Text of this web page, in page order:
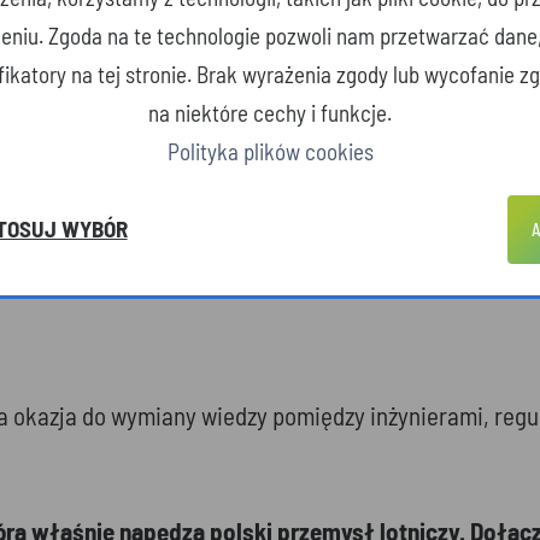
W regionie funkcjonują firmy wytwarzające
masową produkcję dronów rozpoznawczych,
uderzeniowych (np. HAASTA) oraz własnych
autonomiczne stacje dokujące zdolne do
naukowe regionu, w którym powstają prototypy,
okazja do wymiany wiedzy pomiędzy inżynierami,
właśnie napędza polski przemysł lotniczy.
Zgoda na te technologie pozwoli nam przetwarzać
na tej stronie. Brak wyrażenia zgody lub wycofanie
na niektóre cechy i funkcje.
Polityka plików cookies
WYBÓR